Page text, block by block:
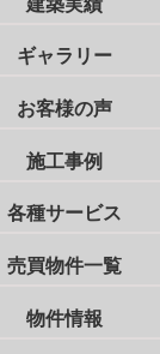
ギャラリー
お客様の声
施工事例
各種サービス
売買物件一覧
物件情報